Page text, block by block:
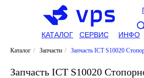
КАТАЛОГ СЕРВИС ИНФО
Каталог / Запчасти / Запчасть ICT S10020
Запчасть ICT S10020